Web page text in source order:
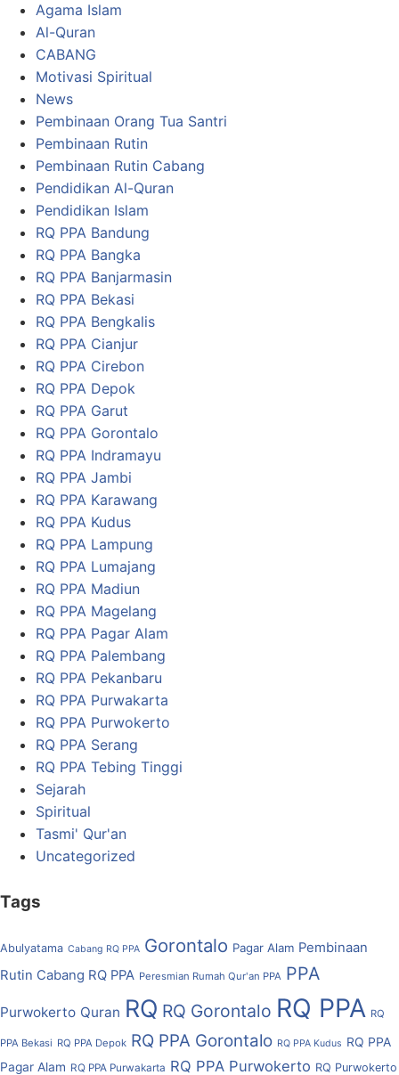
Agama Islam
Al-Quran
CABANG
Motivasi Spiritual
News
Pembinaan Orang Tua Santri
Pembinaan Rutin
Pembinaan Rutin Cabang
Pendidikan Al-Quran
Pendidikan Islam
RQ PPA Bandung
RQ PPA Bangka
RQ PPA Banjarmasin
RQ PPA Bekasi
RQ PPA Bengkalis
RQ PPA Cianjur
RQ PPA Cirebon
RQ PPA Depok
RQ PPA Garut
RQ PPA Gorontalo
RQ PPA Indramayu
RQ PPA Jambi
RQ PPA Karawang
RQ PPA Kudus
RQ PPA Lampung
RQ PPA Lumajang
RQ PPA Madiun
RQ PPA Magelang
RQ PPA Pagar Alam
RQ PPA Palembang
RQ PPA Pekanbaru
RQ PPA Purwakarta
RQ PPA Purwokerto
RQ PPA Serang
RQ PPA Tebing Tinggi
Sejarah
Spiritual
Tasmi' Qur'an
Uncategorized
Tags
Abulyatama Cabang RQ PPA Gorontalo Pagar Alam Pembinaan
Rutin Cabang RQ PPA Peresmian Rumah Qur'an PPA PPA
Purwokerto Quran RQ RQ Gorontalo RQ PPA RQ
PPA Bekasi RQ PPA Depok RQ PPA Gorontalo RQ PPA Kudus RQ PPA
Pagar Alam RQ PPA Purwakarta RQ PPA Purwokerto RQ Purwokerto